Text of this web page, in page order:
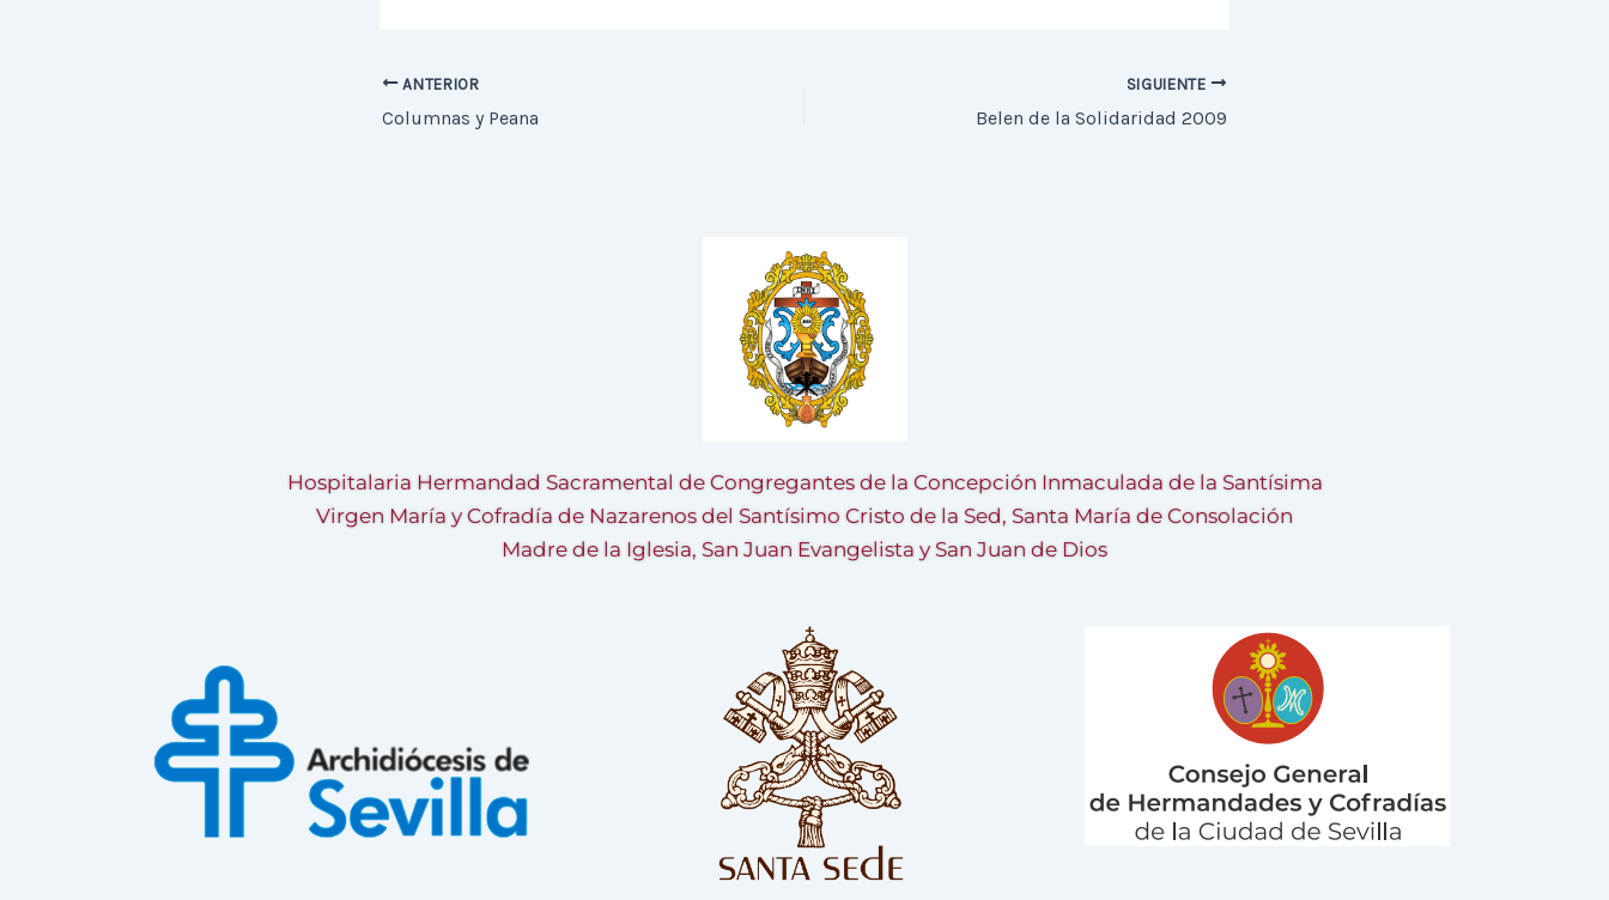
ANTERIOR
Columnas y Peana
SIGUIENTE
Belen de la Solidaridad 2009
Hospitalaria Hermandad Sacramental de Congregantes de la Concepción Inmaculada de la Santísima
Virgen María y Cofradía de Nazarenos del Santísimo Cristo de la Sed, Santa María de Consolación
Madre de la Iglesia, San Juan Evangelista y San Juan de Dios